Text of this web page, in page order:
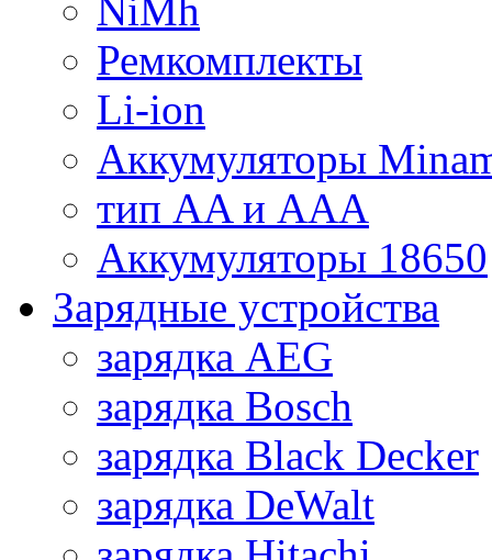
NiMh
Ремкомплекты
Li-ion
Аккумуляторы
тип AA и AAA
Аккумуляторы 18650
Зарядные устройства
зарядка AEG
зарядка Bosch
зарядка Black Decker
зарядка DeWalt